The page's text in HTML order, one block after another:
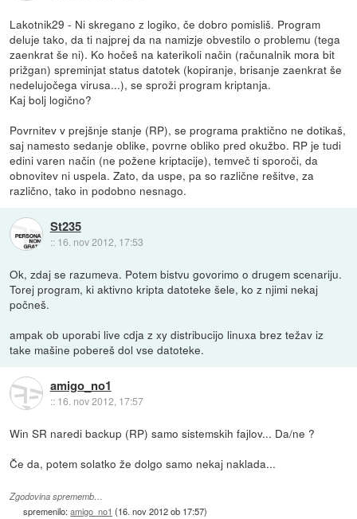
Lakotnik29 - Ni skregano z logiko, če dobro pomisliš. Program
deluje tako, da ti najprej da na namizje obvestilo o problemu (tega
zaenkrat še ni). Ko hočeš na katerikoli način (računalnik mora bit
prižgan) spreminjat status datotek (kopiranje, brisanje zaenkrat še
nedelujočega virusa...), se sproži program kriptanja.
Kaj bolj logično?
Povrnitev v prejšnje stanje (RP), se programa praktično ne dotikaš,
saj namesto sedanje oblike, povrne obliko pred okužbo. RP je tudi
edini varen način (ne požene kriptacije), temveč ti sporoči, da
obnovitev ni uspela. Zato, da uspe, pa so različne rešitve, za
različno, tako in podobno nesnago.
St235
:: 16. nov 2012, 17:53
Ok, zdaj se razumeva. Potem bistvu govorimo o drugem scenariju.
Torej program, ki aktivno kripta datoteke šele, ko z njimi nekaj
počneš.
ampak ob uporabi live cdja z xy distribucijo linuxa brez težav iz
take mašine pobereš dol vse datoteke.
amigo_no1
:: 16. nov 2012, 17:57
Win SR naredi backup (RP) samo sistemskih fajlov... Da/ne ?
Če da, potem solatko že dolgo samo nekaj naklada...
Zgodovina sprememb…
spremenilo:amigo_no1 (16. nov 2012 ob 17:57)